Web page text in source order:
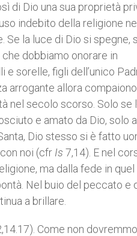
di Dio una sua proprietà
indebito della religione
Se la luce di Dio si spegne,
che dobbiamo onorare in
e sorelle, figli dell’unico
arrogante allora
nel secolo scorso. Solo se
e amato da Dio, solo
Dio stesso si è fatto
noi (cfr Is 7,14). E nel
ma dalla fede in quel
Nel buio del peccato e
a brillare.
Come non